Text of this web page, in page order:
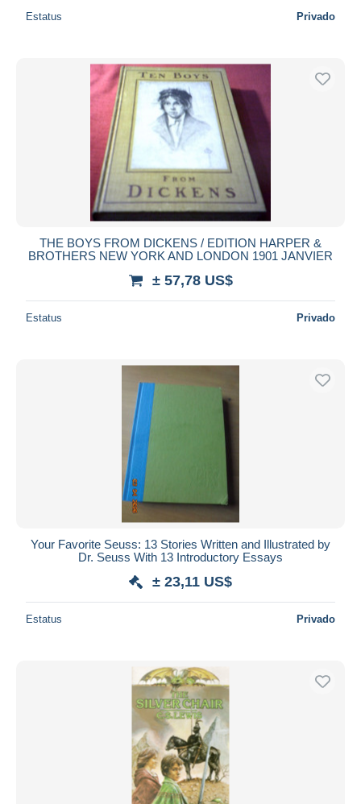
Estatus Privado
THE BOYS FROM DICKENS / EDITION HARPER &
BROTHERS NEW YORK AND LONDON 1901 JANVIER
± 57,78 US$
Estatus Privado
Your Favorite Seuss: 13 Stories Written and Illustrated by
Dr. Seuss With 13 Introductory Essays
± 23,11 US$
Estatus Privado